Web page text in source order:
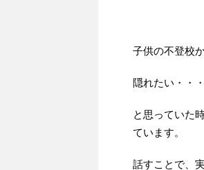
子供の不登校か
隠れたい・・・
と思っていた
ています。
話すことで、